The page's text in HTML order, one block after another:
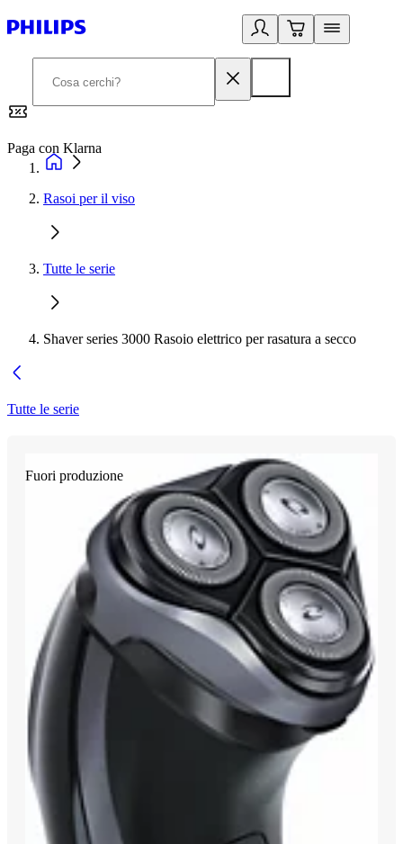
Paga con Klarna
Rasoi per il viso
Tutte le serie
Shaver series 3000 Rasoio elettrico per rasatura a secco
Tutte le serie
Fuori produzione